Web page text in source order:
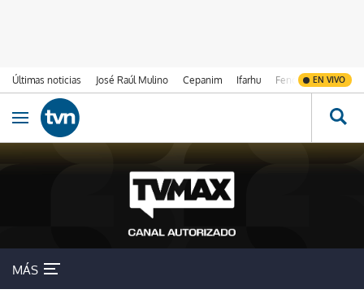
Últimas noticias José Raúl Mulino Cepanim Ifarhu Fenómeno de El
EN VIVO
Ir al contenido
Obrir navegació
MÁS